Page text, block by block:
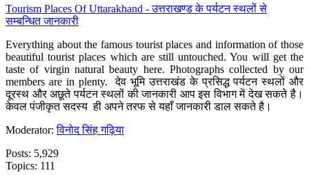
Tourism Places Of Uttarakhand - उत्तराखण्ड के पर्यटन स्थलों से
सम्बन्धित जानकारी
Everything about the famous tourist places and information of those
beautiful tourist places which are still untouched. You will get the
taste of virgin natural beauty here. Photographs collected by our
members are in plenty. देव भूमि उत्तराखंड के प्रसिद्ध पर्यटन स्थलों और
दूरस्थ और अछूते पर्यटन स्थलों की जानकारी आप इस विभाग में देख सकते है।
केवल पंजीकृत सदस्य ही अपने तरफ से यहाँ जानकारी डाल सकते है।
Moderator:विनोद सिंह गढ़िया
Posts: 5,929
Topics: 111